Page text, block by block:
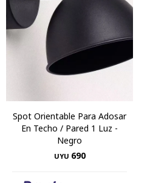
Spot Orientable Para Adosar
En Techo / Pared 1 Luz -
Negro
UYU 690